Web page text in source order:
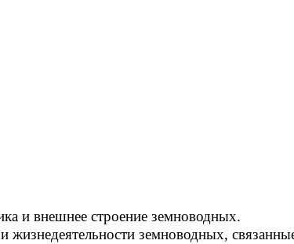
и внешнее строение земноводных.
жизнедеятельности земноводных,